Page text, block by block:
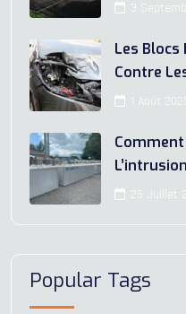
3
Les
Contre
1 Août
25 Juillet
Popular Tags